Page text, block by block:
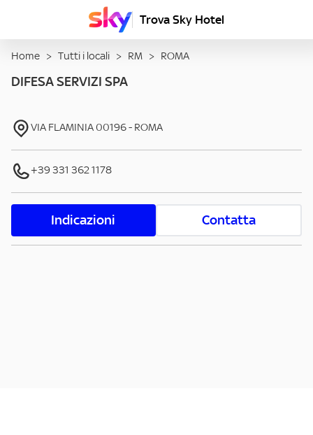
Trova Sky Hotel
Home > Tutti i locali > RM > ROMA
DIFESA SERVIZI SPA
VIA FLAMINIA 00196- ROMA
+39 331 362 1178
Indicazioni Contatta